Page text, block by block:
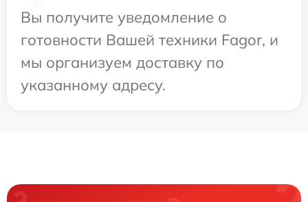
Вы получите уведомление о
готовности Вашей техники Fagor, и
мы организуем доставку по
указанному адресу.